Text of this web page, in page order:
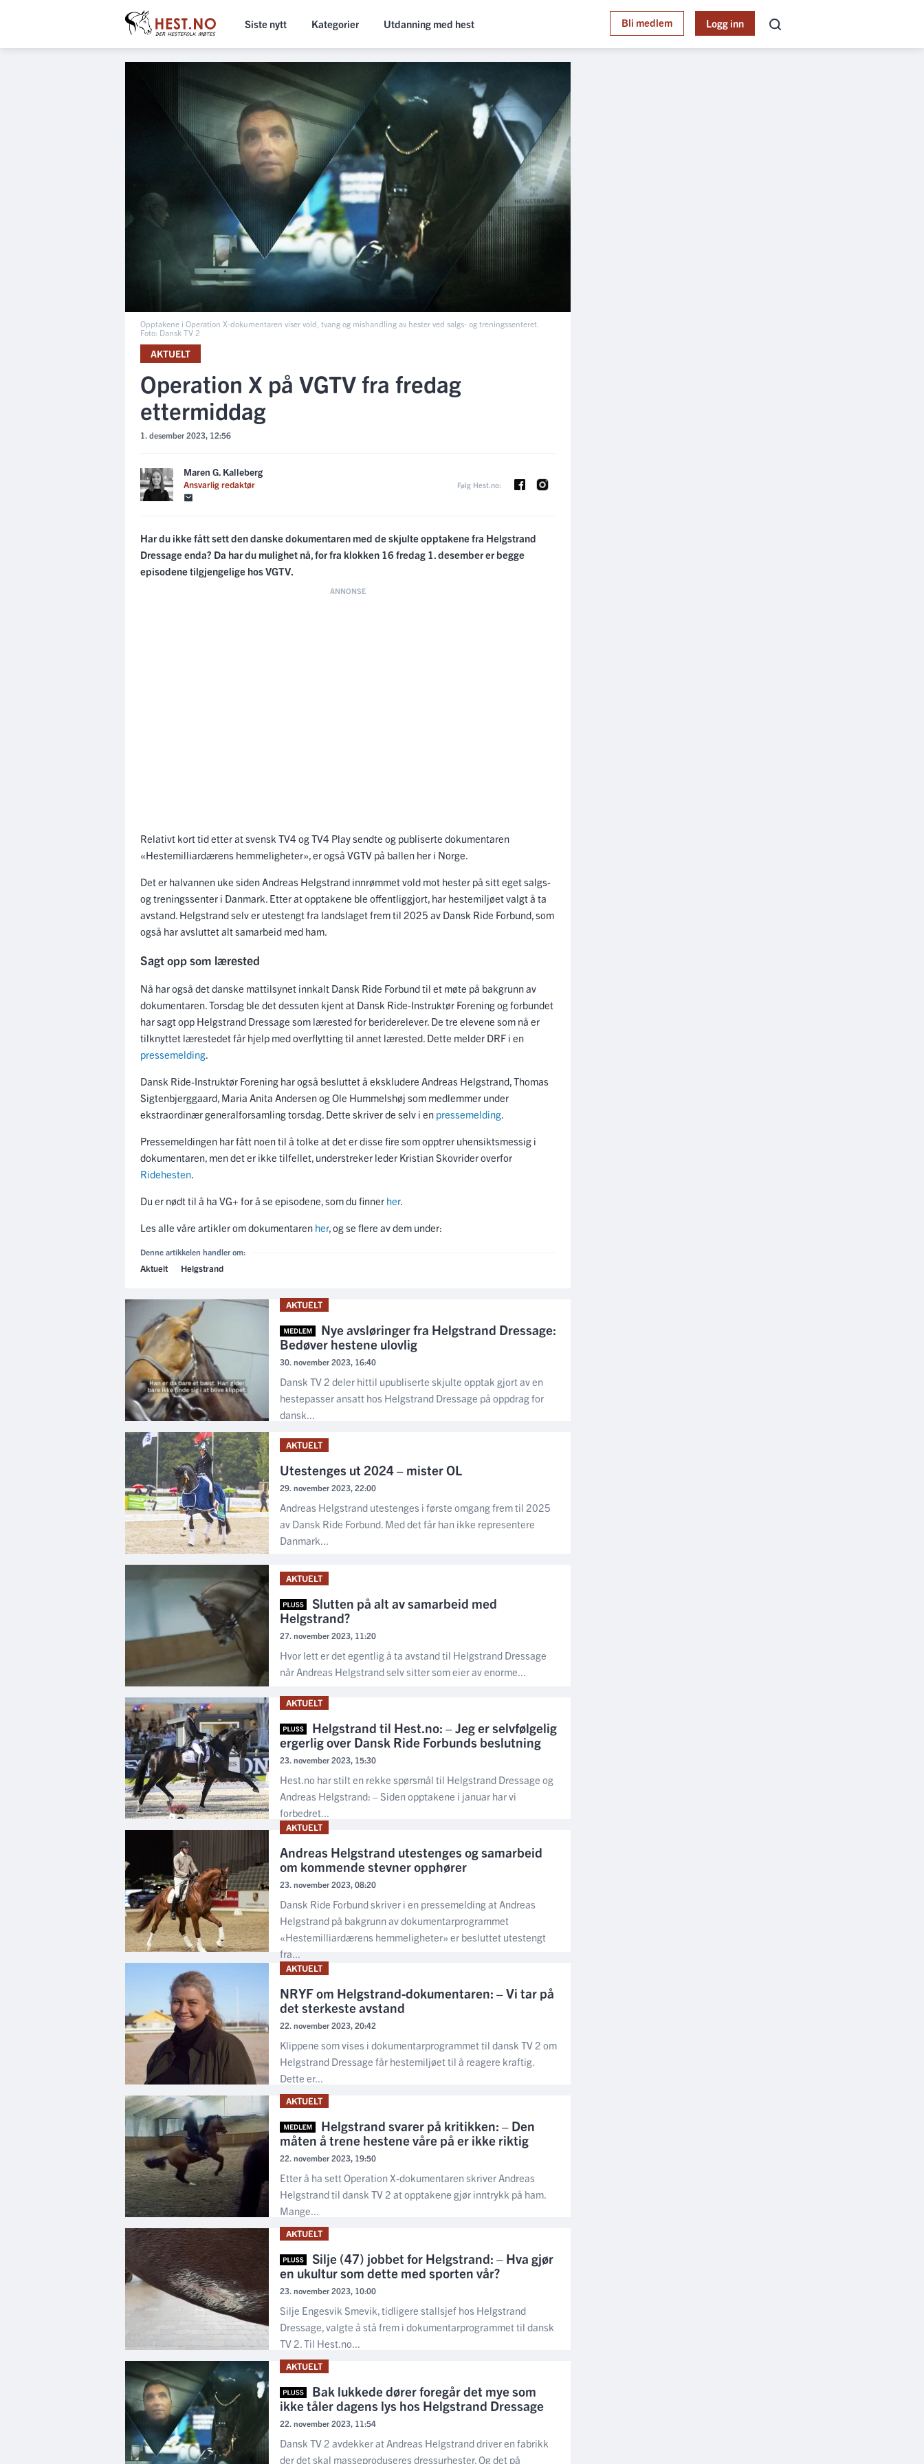
Siste nytt Kategorier Utdanning med hest Bli medlem Logg inn
Opptakene i Operation X-dokumentaren viser vold, tvang og mishandling av hester ved salgs- og treningssenteret.
Foto: Dansk TV 2
AKTUELT
Operation X på VGTV fra fredag
ettermiddag
1. desember 2023, 12:56
Maren G. Kalleberg
Ansvarlig redaktør Følg Hest.no:
Har du ikke fått sett den danske dokumentaren med de skjulte opptakene fra Helgstrand
Dressage enda? Da har du mulighet nå, for fra klokken 16 fredag 1. desember er begge
episodene tilgjengelige hos VGTV.
Relativt kort tid etter at svensk TV4 og TV4 Play sendte og publiserte dokumentaren
«Hestemilliardærens hemmeligheter», er også VGTV på ballen her i Norge.
Det er halvannen uke siden Andreas Helgstrand innrømmet vold mot hester på sitt eget salgs-
og treningssenter i Danmark. Etter at opptakene ble offentliggjort, har hestemiljøet valgt å ta
avstand. Helgstrand selv er utestengt fra landslaget frem til 2025 av Dansk Ride Forbund, som
også har avsluttet alt samarbeid med ham.
Sagt opp som lærested
Nå har også det danske mattilsynet innkalt Dansk Ride Forbund til et møte på bakgrunn av
dokumentaren. Torsdag ble det dessuten kjent at Dansk Ride-Instruktør Forening og forbundet
har sagt opp Helgstrand Dressage som lærested for beriderelever. De tre elevene som nå er
tilknyttet lærestedet får hjelp med overflytting til annet lærested. Dette melder DRF i en
pressemelding.
Dansk Ride-Instruktør Forening har også besluttet å ekskludere Andreas Helgstrand, Thomas
Sigtenbjerggaard, Maria Anita Andersen og Ole Hummelshøj som medlemmer under
ekstraordinær generalforsamling torsdag. Dette skriver de selv i en pressemelding.
Pressemeldingen har fått noen til å tolke at det er disse fire som opptrer uhensiktsmessig i
dokumentaren, men det er ikke tilfellet, understreker leder Kristian Skovrider overfor
Ridehesten.
Du er nødt til å ha VG+ for å se episodene, som du finner her.
Les alle våre artikler om dokumentaren her, og se flere av dem under:
Denne artikkelen handler om:
Aktuelt Helgstrand
AKTUELT
Nye avsløringer fra Helgstrand Dressage:
Bedøver hestene ulovlig
30. november 2023, 16:40
Dansk TV 2 deler hittil upubliserte skjulte opptak gjort av en
hestepasser ansatt hos Helgstrand Dressage på oppdrag for
dansk...
AKTUELT
Utestenges ut 2024 – mister OL
29. november 2023, 22:00
Andreas Helgstrand utestenges i første omgang frem til 2025
av Dansk Ride Forbund. Med det får han ikke representere
Danmark...
AKTUELT
Slutten på alt av samarbeid med
Helgstrand?
27. november 2023, 11:20
Hvor lett er det egentlig å ta avstand til Helgstrand Dressage
når Andreas Helgstrand selv sitter som eier av enorme...
AKTUELT
Helgstrand til Hest.no: – Jeg er selvfølgelig
ergerlig over Dansk Ride Forbunds beslutning
23. november 2023, 15:30
Hest.no har stilt en rekke spørsmål til Helgstrand Dressage og
Andreas Helgstrand: – Siden opptakene i januar har vi
forbedret...
AKTUELT
Andreas Helgstrand utestenges og samarbeid
om kommende stevner opphører
23. november 2023, 08:20
Dansk Ride Forbund skriver i en pressemelding at Andreas
Helgstrand på bakgrunn av dokumentarprogrammet
«Hestemilliardærens hemmeligheter» er besluttet utestengt
fra...
AKTUELT
NRYF om Helgstrand-dokumentaren: – Vi tar på
det sterkeste avstand
22. november 2023, 20:42
Klippene som vises i dokumentarprogrammet til dansk TV 2 om
Helgstrand Dressage får hestemiljøet til å reagere kraftig.
Dette er...
AKTUELT
Helgstrand svarer på kritikken: – Den
måten å trene hestene våre på er ikke riktig
22. november 2023, 19:50
Etter å ha sett Operation X-dokumentaren skriver Andreas
Helgstrand til dansk TV 2 at opptakene gjør inntrykk på ham.
Mange...
AKTUELT
Silje (47) jobbet for Helgstrand: – Hva gjør
en ukultur som dette med sporten vår?
23. november 2023, 10:00
Silje Engesvik Smevik, tidligere stallsjef hos Helgstrand
Dressage, valgte å stå frem i dokumentarprogrammet til dansk
TV 2. Til Hest.no...
AKTUELT
Bak lukkede dører foregår det mye som
ikke tåler dagens lys hos Helgstrand Dressage
22. november 2023, 11:54
Dansk TV 2 avdekker at Andreas Helgstrand driver en fabrikk
der det skal masseproduseres dressurhester. Og det på